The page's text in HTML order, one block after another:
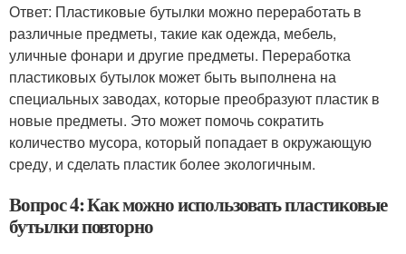
Ответ: Пластиковые бутылки можно переработать в
различные предметы, такие как одежда, мебель,
уличные фонари и другие предметы. Переработка
пластиковых бутылок может быть выполнена на
специальных заводах, которые преобразуют пластик в
новые предметы. Это может помочь сократить
количество мусора, который попадает в окружающую
среду, и сделать пластик более экологичным.
Вопрос 4: Как можно использовать пластиковые
бутылки повторно